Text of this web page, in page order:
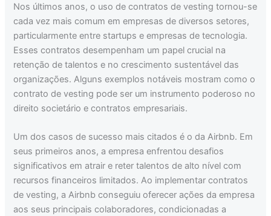
Nos últimos anos, o uso de contratos de vesting tornou-se
cada vez mais comum em empresas de diversos setores,
particularmente entre startups e empresas de tecnologia.
Esses contratos desempenham um papel crucial na
retenção de talentos e no crescimento sustentável das
organizações. Alguns exemplos notáveis mostram como o
contrato de vesting pode ser um instrumento poderoso no
direito societário e contratos empresariais.
Um dos casos de sucesso mais citados é o da Airbnb. Em
seus primeiros anos, a empresa enfrentou desafios
significativos em atrair e reter talentos de alto nível com
recursos financeiros limitados. Ao implementar contratos
de vesting, a Airbnb conseguiu oferecer ações da empresa
aos seus principais colaboradores, condicionadas a